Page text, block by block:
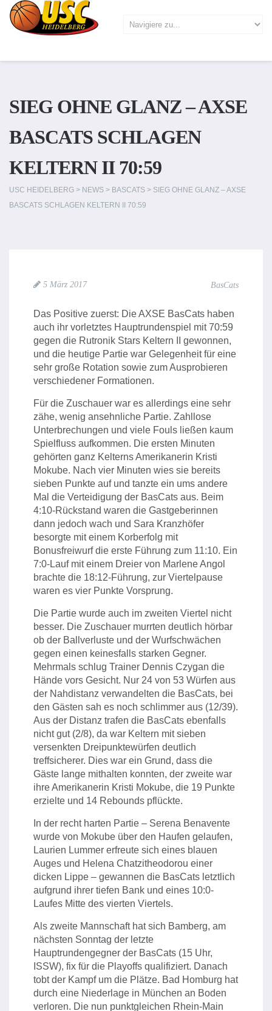
SIEG OHNE GLANZ – AXSE
BASCATS SCHLAGEN
KELTERN II 70:59
USC HEIDELBERG > NEWS > BASCATS > SIEG OHNE GLANZ – AXSE
BASCATS SCHLAGEN KELTERN II 70:59
5 März 2017 BasCats
Das Positive zuerst: Die AXSE BasCats haben
auch ihr vorletztes Hauptrundenspiel mit 70:59
gegen die Rutronik Stars Keltern II gewonnen,
und die heutige Partie war Gelegenheit für eine
sehr große Rotation sowie zum Ausprobieren
verschiedener Formationen.
Für die Zuschauer war es allerdings eine sehr
zähe, wenig ansehnliche Partie. Zahllose
Unterbrechungen und viele Fouls ließen kaum
Spielfluss aufkommen. Die ersten Minuten
gehörten ganz Kelterns Amerikanerin Kristi
Mokube. Nach vier Minuten wies sie bereits
sieben Punkte auf und tanzte ein ums andere
Mal die Verteidigung der BasCats aus. Beim
4:10-Rückstand waren die Gastgeberinnen
dann jedoch wach und Sara Kranzhöfer
besorgte mit einem Korberfolg mit
Bonusfreiwurf die erste Führung zum 11:10. Ein
7:0-Lauf mit einem Dreier von Marlene Angol
brachte die 18:12-Führung, zur Viertelpause
waren es vier Punkte Vorsprung.
Die Partie wurde auch im zweiten Viertel nicht
besser. Die Zuschauer murrten deutlich hörbar
ob der Ballverluste und der Wurfschwächen
gegen einen keinesfalls starken Gegner.
Mehrmals schlug Trainer Dennis Czygan die
Hände vors Gesicht. Nur 24 von 53 Würfen aus
der Nahdistanz verwandelten die BasCats, bei
den Gästen sah es noch schlimmer aus (12/39).
Aus der Distanz trafen die BasCats ebenfalls
nicht gut (2/8), da war Keltern mit sieben
versenkten Dreipunktewürfen deutlich
treffsicherer. Dies war ein Grund, dass die
Gäste lange mithalten konnten, der zweite war
ihre Amerikanerin Kristi Mokube, die 19 Punkte
erzielte und 14 Rebounds pflückte.
In der recht harten Partie – Serena Benavente
wurde von Mokube über den Haufen gelaufen,
Laurien Lummer erfreute sich eines blauen
Auges und Helena Chatzitheodorou einer
dicken Lippe – gewannen die BasCats letztlich
aufgrund ihrer tiefen Bank und eines 10:0-
Laufes Mitte des vierten Viertels.
Als zweite Mannschaft hat sich Bamberg, am
nächsten Sonntag der letzte
Hauptrundengegner der BasCats (15 Uhr,
ISSW), fix für die Playoffs qualifiziert. Danach
tobt der Kampf um die Plätze. Bad Homburg hat
durch eine Niederlage in München an Boden
verloren. Die nun punktgleichen Rhein-Main